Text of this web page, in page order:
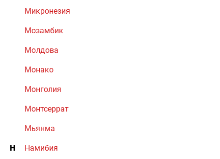
Микронезия
Мозамбик
Молдова
Монако
Монголия
Монтсеррат
Мьянма
Н Намибия